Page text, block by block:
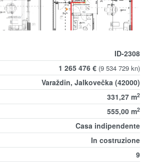
ID-2308
1 265 476 € (9 534 729 kn)
Varaždin, Jalkovečka (42000)
331,27 m2
555,00 m2
Casa indipendente
In costruzione
9